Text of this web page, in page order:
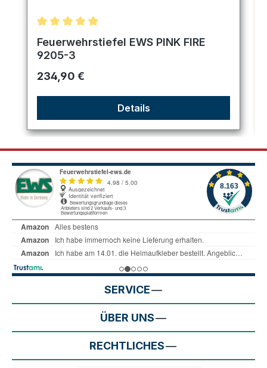
Durchschnittliche Bewertung von 5 von 5 Sternen
Feuerwehrstiefel EWS PINK FIRE
9205-3
Regulärer Preis:
234,90 €
Details
SERVICE
ÜBER UNS
RECHTLICHES